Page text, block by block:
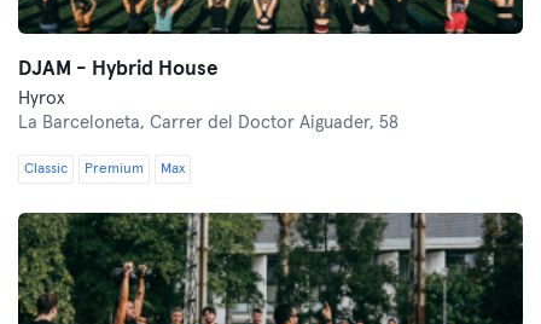
DJAM - Hybrid House
Hyrox
La Barceloneta, Carrer del Doctor Aiguader, 58
Classic Premium Max